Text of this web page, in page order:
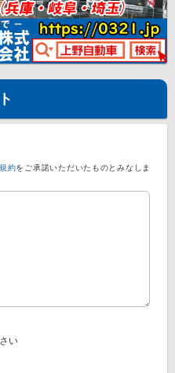
約をご承諾いただいたものとみなしま
い